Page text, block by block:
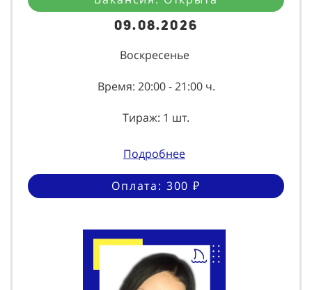
09.08.2026
Воскресенье
Время: 20:00 - 21:00 ч.
Тираж: 1 шт.
Подробнее
Оплата: 300 ₽